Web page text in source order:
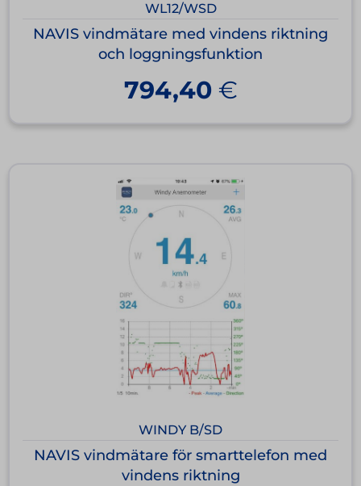
WL12/WSD
NAVIS vindmätare med vindens riktning
och loggningsfunktion
794,40 €
WINDY B/SD
NAVIS vindmätare för smarttelefon med
vindens riktning